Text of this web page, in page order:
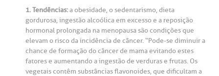
Fale Conosco
São Paulo - SP
BP Mirante
social
Teleinterconsulta
de orçamento particular
de veracidade de atestado
1. Tendências:a obesidade, o sedentarismo, dieta
gordurosa, ingestão alcoólica em excesso e a reposição
hormonal prolongada na menopausa são condições que
elevam o risco da incidência de câncer. “Pode-se diminuir a
chance de formação do câncer de mama evitando estes
fatores e aumentando a ingestão de verduras e frutas. Os
vegetais contêm substâncias flavonoides, que dificultam a